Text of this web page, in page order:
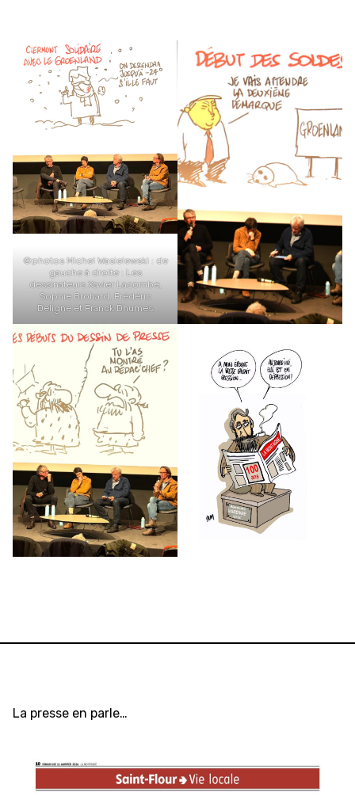
©photos Michel Wasielewski : de
gauche à droite : Les
dessinateurs Xavier Lacombe,
Sophie Brohard, Frédéric
Deligne et Franck Dhumes
La presse en parle…